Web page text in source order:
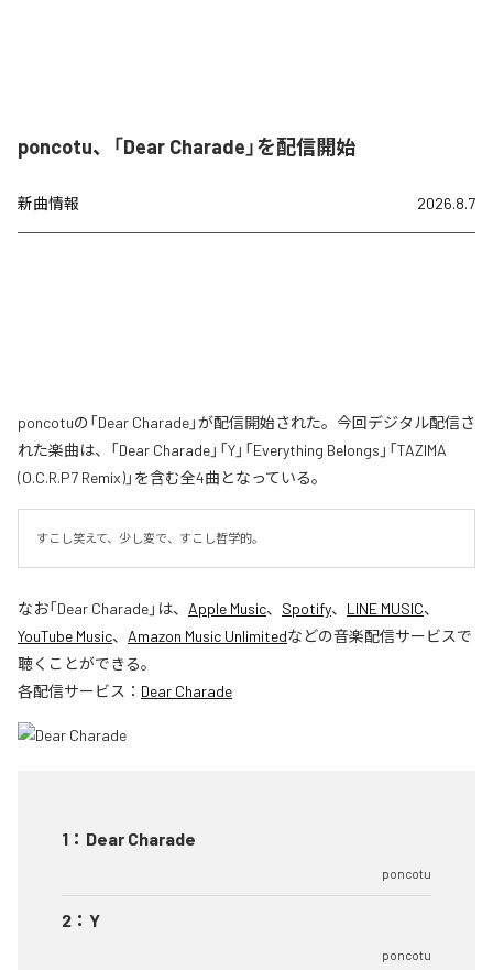
poncotu、「Dear Charade」を配信開始
新曲情報 2026.8.7
poncotuの「Dear Charade」が配信開始された。今回デジタル配信さ
れた楽曲は、「Dear Charade」「Y」「Everything Belongs」「TAZIMA
(O.C.R.P7 Remix)」を含む全4曲となっている。
すこし笑えて、少し変で、すこし哲学的。
なお「Dear Charade」は、 Apple Music、 Spotify、 LINE MUSIC、
YouTube Music、 Amazon Music Unlimitedなどの音楽配信サービスで
聴くことができる。
各配信サービス： Dear Charade
1 ： Dear Charade
poncotu
2 ： Y
poncotu